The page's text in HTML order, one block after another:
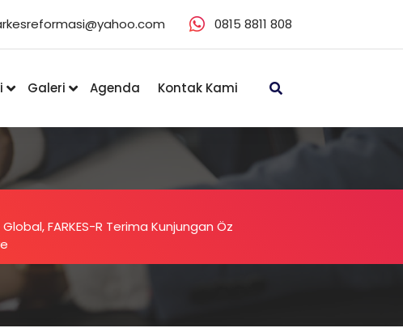
0815 8811 808
Galeri Agenda Kontak Kami
FARKES-R Terima Kunjungan Öz